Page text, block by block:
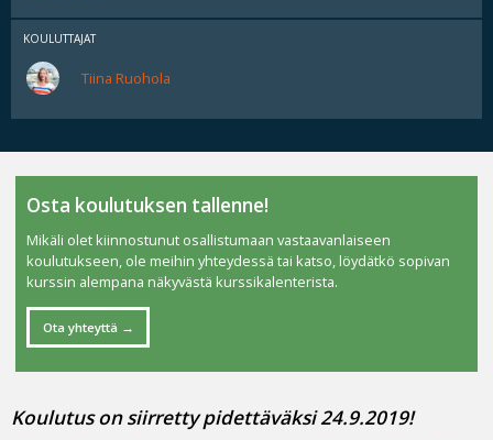
KOULUTTAJAT
Tiina Ruohola
Koulutus on siirretty pidettäväksi24.9.2019!
Osta koulutuksen tallenne!
Mikäli olet kiinnostunut osallistumaan vastaavanlaiseen
koulutukseen, ole meihin yhteydessä tai katso, löydätkö sopivan
kurssin alempana näkyvästä kurssikalenterista.
Ota yhteyttä